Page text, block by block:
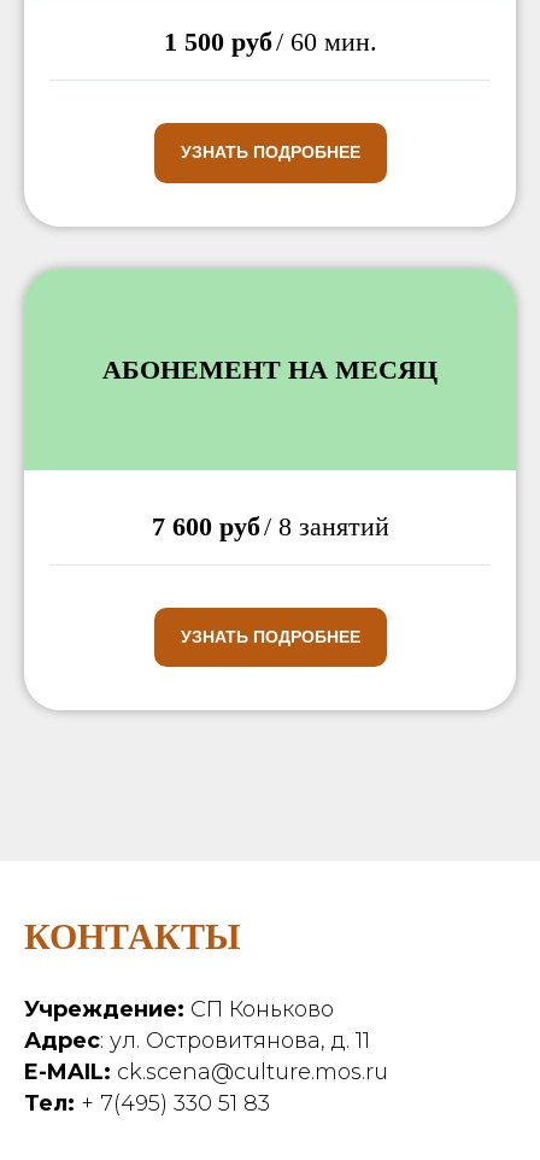
1 500 руб/ 60 мин.
УЗНАТЬ ПОДРОБНЕЕ
АБОНЕМЕНТ НА МЕСЯЦ
7 600 руб/ 8 занятий
УЗНАТЬ ПОДРОБНЕЕ
КОНТАКТЫ
Учреждение: СП Коньково
Адрес: ул. Островитянова, д. 11
E-MAIL: ck.scena@culture.mos.ru
Тел: + 7(495) 330 51 83